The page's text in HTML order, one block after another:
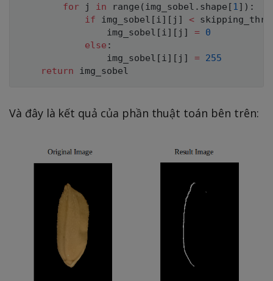
for j in range ( img_sobel . shape [ 1] ) :
if img_sobel [i] [ j ] <
                img_sobel
[i] [ j ] = 0
else :
                img_sobel
[i] [ j ] = 255
return
Và đây là kết quả của phần thuật toán bên trên: